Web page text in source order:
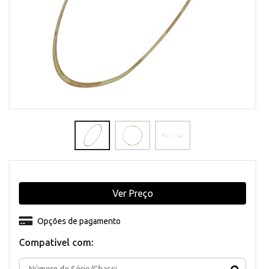
Compativel com:
Opções de pagamento
Ver Preço